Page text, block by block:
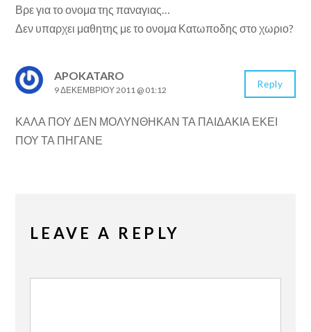
Βρε για το ονομα της παναγιας…
Δεν υπαρχει μαθητης με το ονομα Κατωποδης στο χωριο?
APOKATARO
9 ΔΕΚΕΜΒΡΊΟΥ 2011 @ 01:12
ΚΑΛΑ ΠΟΥ ΔΕΝ ΜΟΛΥΝΘΗΚΑΝ ΤΑ ΠΑΙΔΑΚΙΑ ΕΚΕΙ
ΠΟΥ ΤΑ ΠΗΓΑΝΕ
Reply
LEAVE A REPLY